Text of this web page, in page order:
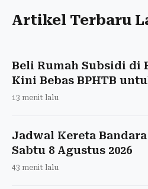
Artikel Terbaru
Beli Rumah Subsidi di
Kini Bebas BPHTB
13 menit lalu
Jadwal Kereta
Sabtu 8 Agustus 2026
43 menit lalu